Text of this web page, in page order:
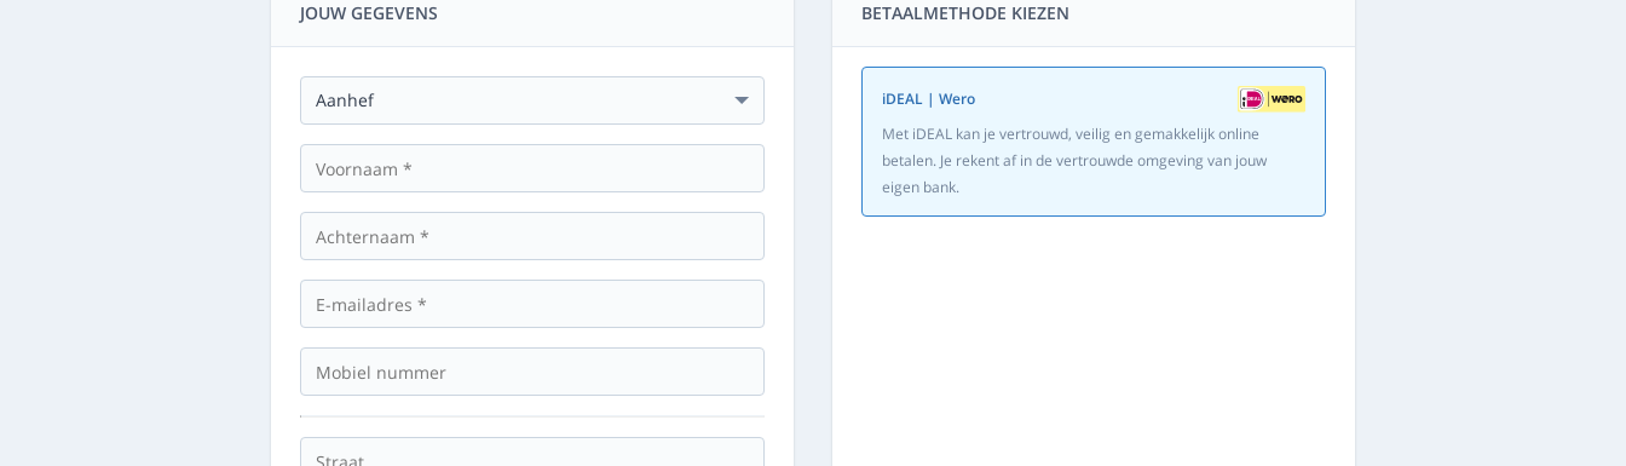
JOUW GEGEVENS BETAALMETHODE KIEZEN
iDEAL | Wero
Met iDEAL kan je vertrouwd, veilig en gemakkelijk online
betalen. Je rekent af in de vertrouwde omgeving van jouw
eigen bank.